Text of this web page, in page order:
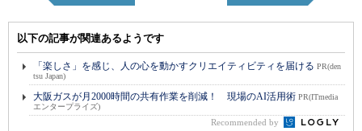
以下の記事が関連あるようです
「楽しさ」を感じ、人の心を動かすクリエイティビティを届ける PR(den
tsu Japan)
大阪ガスが月2000時間の共有作業を削減！ 現場のAI活用術 PR(ITmedia
エンタープライズ)
Recommended by